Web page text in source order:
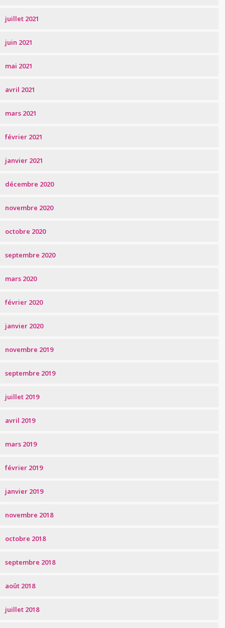
juillet 2021
juin 2021
mai 2021
avril 2021
mars 2021
février 2021
janvier 2021
décembre 2020
novembre 2020
octobre 2020
septembre 2020
mars 2020
février 2020
janvier 2020
novembre 2019
septembre 2019
juillet 2019
avril 2019
mars 2019
février 2019
janvier 2019
novembre 2018
octobre 2018
septembre 2018
août 2018
juillet 2018